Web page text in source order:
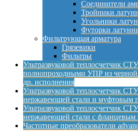
Соединители
Тройники
Угольники
Футорки
Фильтрующая арматура
Грязевики
Фильтры
Ультразвуковой теплосчетчик
полнопроходными УПР из черной
др. исполнения
Ультразвуковой теплосчетчик
нержавеющей стали и муфтовым
Ультразвуковой теплосчетчик
нержавеющей стали с фланцевым
Частотные преобразователи